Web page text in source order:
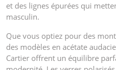
et des lignes épurées qui
masculin.
Que vous optiez pour des
des modèles en acétate
Cartier offrent un équilibre